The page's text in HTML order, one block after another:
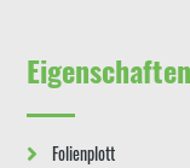
Folienplott